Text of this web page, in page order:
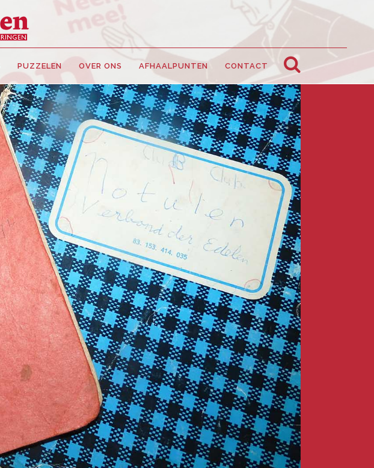
PUZZELEN OVER ONS AFHAALPUNTEN CONTACT